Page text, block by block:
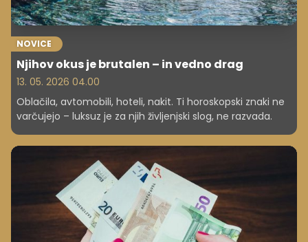
NOVICE
Njihov okus je brutalen – in vedno drag
13. 05. 2026 04.00
Oblačila, avtomobili, hoteli, nakit. Ti horoskopski znaki ne
varčujejo – luksuz je za njih življenjski slog, ne razvada.